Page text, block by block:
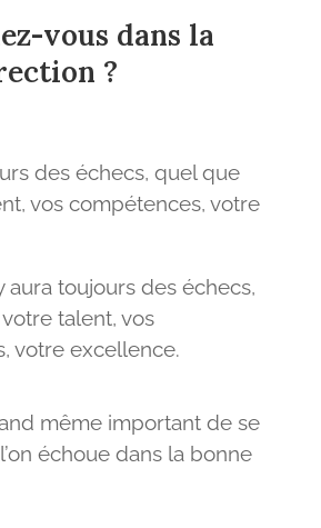
vous dans la
?
des échecs, quel que
vos compétences, votre
aura toujours des échecs,
talent, vos
votre excellence.
même important de se
échoue dans la bonne